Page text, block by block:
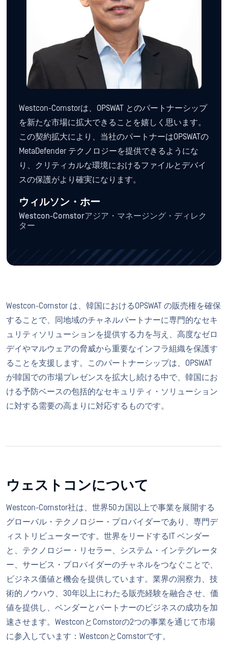
Westcon-Comstorは、OPSWAT とのパートナーシップ
を新たな市場に拡大できることを嬉しく思います。
この契約拡大により、当社のパートナーはOPSWATの
MetaDefender テクノロジーを提供できるようにな
り、クリティカルな環境におけるファイルとデバイ
スの保護がより確実になります。
ウィルソン・ホー
Westcon-Comstorアジア・マネージング・ディレク
ター
Westcon-Comstor は、韓国におけるOPSWAT の販売権を確保
することで、同地域のチャネルパートナーに専門的なセキ
ュリティソリューションを提供する力を与え、高度なゼロ
デイやマルウェアの脅威から重要なインフラ組織を保護す
ることを支援します。このパートナーシップは、OPSWAT
が韓国での市場プレゼンスを拡大し続ける中で、韓国にお
ける予防ベースの包括的なセキュリティ・ソリューション
に対する需要の高まりに対応するものです。
ウェストコンについて
Westcon-Comstor社は、世界50カ国以上で事業を展開する
グローバル・テクノロジー・プロバイダーであり、専門デ
ィストリビューターです。世界をリードするIT ベンダー
と、テクノロジー・リセラー、システム・インテグレータ
ー、サービス・プロバイダーのチャネルをつなぐことで、
ビジネス価値と機会を提供しています。業界の洞察力、技
術的ノウハウ、30年以上にわたる販売経験を融合させ、価
値を提供し、ベンダーとパートナーのビジネスの成功を加
速させます。WestconとComstorの2つの事業を通じて市場
に参入しています：WestconとComstorです。